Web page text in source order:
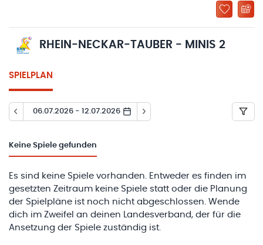
RHEIN-NECKAR-TAUBER - MINIS 2
SPIELPLAN
06.07.2026 - 12.07.2026
Keine Spiele gefunden
Es sind keine Spiele vorhanden. Entweder es finden im
gesetzten Zeitraum keine Spiele statt oder die Planung
der Spielpläne ist noch nicht abgeschlossen. Wende
dich im Zweifel an deinen Landesverband, der für die
Ansetzung der Spiele zuständig ist.